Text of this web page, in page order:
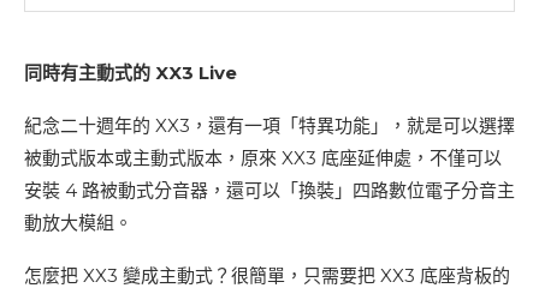
同時有主動式的 XX3 Live
紀念二十週年的 XX3，還有一項「特異功能」，就是可以選擇
被動式版本或主動式版本，原來 XX3 底座延伸處，不僅可以
安裝 4 路被動式分音器，還可以「換裝」四路數位電子分音主
動放大模組。
怎麼把 XX3 變成主動式？很簡單，只需要把 XX3 底座背板的